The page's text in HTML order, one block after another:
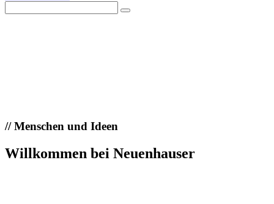
//Menschen und Ideen
Willkommen bei Neuenhauser